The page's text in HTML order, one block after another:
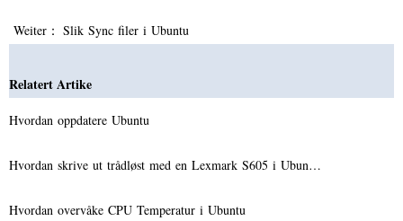
Weiter： Slik Sync filer i Ubuntu
Relatert Artike
Hvordan oppdatere Ubuntu
Hvordan skrive ut trådløst med en Lexmark S605 i Ubun…
Hvordan overvåke CPU Temperatur i Ubuntu